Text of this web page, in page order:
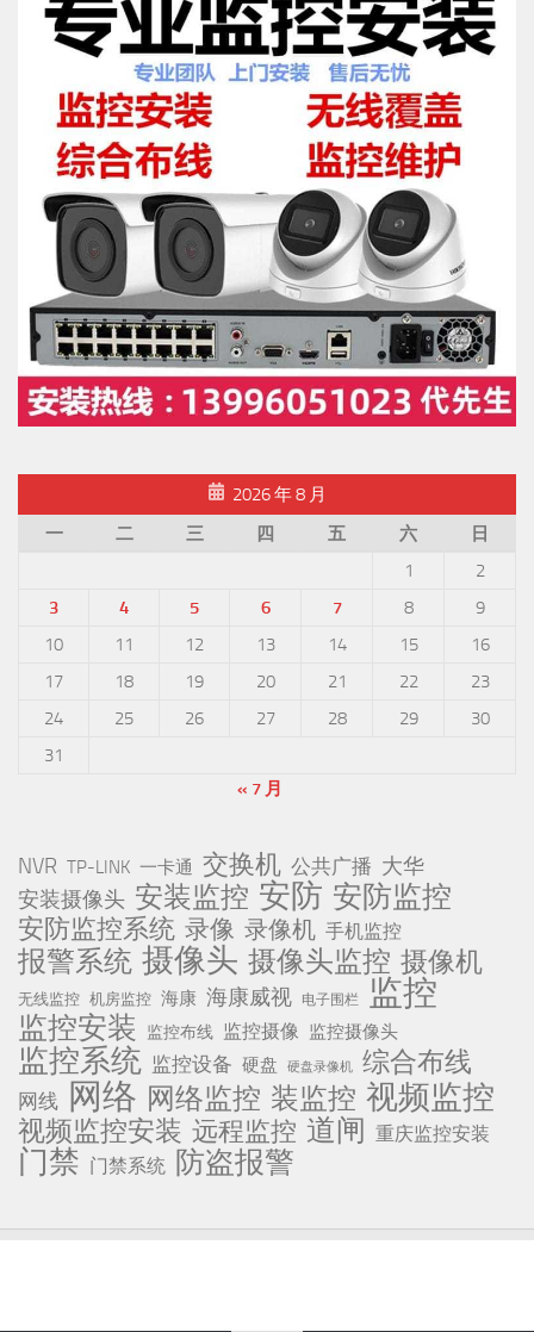
2026 年 8 月
一
二 三 四 五 六
日
1
2
3
4 5 6 7 8
9
10
11 12 13 14 15
16
17
18 19 20 21 22
23
24
25 26 27 28 29
30
31
« 7 月
NVR TP-LINK 一卡通 交换机 公共广播 大华
安装摄像头 安装监控 安防 安防监控
安防监控系统 录像 录像机 手机监控
报警系统 摄像头 摄像头监控 摄像机
无线监控 机房监控 海康 海康威视 电子围栏 监控
监控安装 监控布线 监控摄像 监控摄像头
监控系统 监控设备 硬盘 硬盘录像机 综合布线
网线 网络 网络监控 装监控 视频监控
视频监控安装 远程监控 道闸 重庆监控安装
门禁 门禁系统 防盗报警